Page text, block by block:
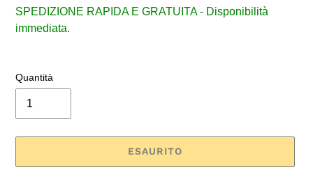
di
listino
SPEDIZIONE RAPIDA E GRATUITA - Disponibilità
immediata.
Quantità
ESAURITO